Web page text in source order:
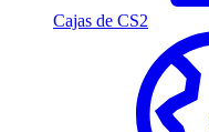
Cajas de CS2